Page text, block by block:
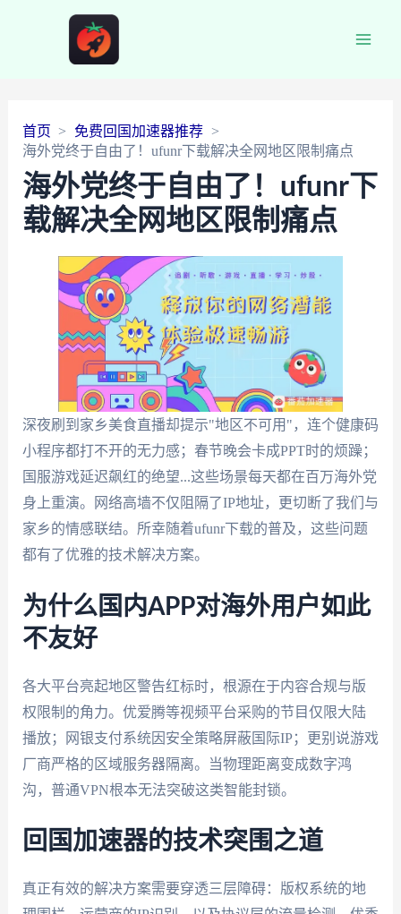
首页
免费回国加速器推荐
海外党终于自由了！ufunr下载解决全网地区限制痛点
海外党终于自由了！ufunr下
载解决全网地区限制痛点
深夜刷到家乡美食直播却提示"地区不可用"，连个健康码
小程序都打不开的无力感；春节晚会卡成PPT时的烦躁；
国服游戏延迟飙红的绝望...这些场景每天都在百万海外党
身上重演。网络高墙不仅阻隔了IP地址，更切断了我们与
家乡的情感联结。所幸随着ufunr下载的普及，这些问题
都有了优雅的技术解决方案。
为什么国内APP对海外用户如此
不友好
各大平台亮起地区警告红标时，根源在于内容合规与版
权限制的角力。优爱腾等视频平台采购的节目仅限大陆
播放；网银支付系统因安全策略屏蔽国际IP；更别说游戏
厂商严格的区域服务器隔离。当物理距离变成数字鸿
沟，普通VPN根本无法突破这类智能封锁。
回国加速器的技术突围之道
真正有效的解决方案需要穿透三层障碍：版权系统的地